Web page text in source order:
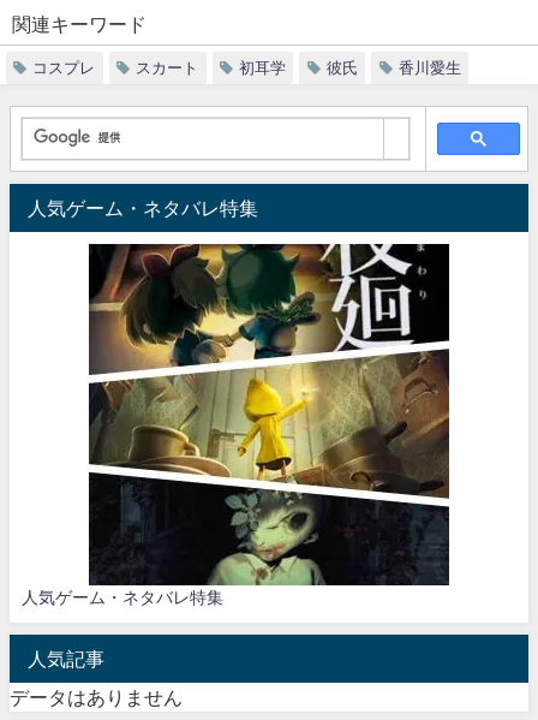
関連キーワード
コスプレ スカート 初耳学 彼氏 香川愛生
人気ゲーム・ネタバレ特集
人気ゲーム・ネタバレ特集
人気記事
データはありません